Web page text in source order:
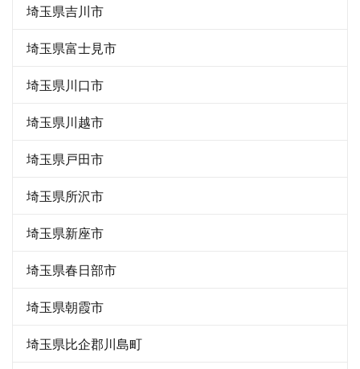
埼玉県吉川市
埼玉県富士見市
埼玉県川口市
埼玉県川越市
埼玉県戸田市
埼玉県所沢市
埼玉県新座市
埼玉県春日部市
埼玉県朝霞市
埼玉県比企郡川島町